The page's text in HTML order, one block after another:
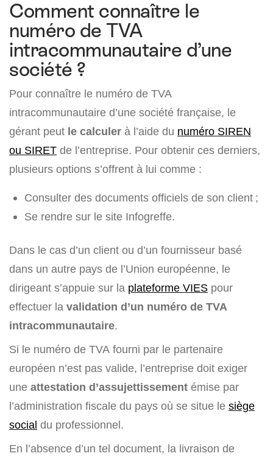
Comment connaître le
numéro de TVA
intracommunautaire d’une
société ?
Pour connaître le numéro de TVA
intracommunautaire d’une société française, le
gérant peut le calculer à l’aide du numéro SIREN
ou SIRET de l’entreprise. Pour obtenir ces derniers,
plusieurs options s’offrent à lui comme :
Consulter des documents officiels de son client ;
Se rendre sur le site Infogreffe.
Dans le cas d’un client ou d’un fournisseur basé
dans un autre pays de l’Union européenne, le
dirigeant s’appuie sur la plateforme VIES pour
effectuer la validation d’un numéro de TVA
intracommunautaire.
Si le numéro de TVA fourni par le partenaire
européen n’est pas valide, l’entreprise doit exiger
une attestation d’assujettissement émise par
l’administration fiscale du pays où se situe le siège
social du professionnel.
En l’absence d’un tel document, la livraison de